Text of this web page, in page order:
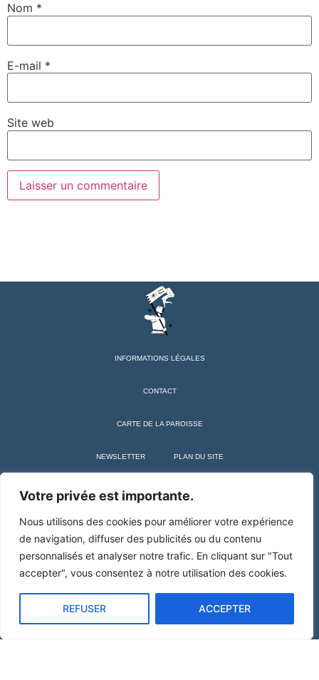
Votre privée est importante.
Nous utilisons des cookies pour améliorer votre expérience
de navigation, diffuser des publicités ou du contenu
personnalisés et analyser notre trafic. En cliquant sur "Tout
accepter", vous consentez à notre utilisation des cookies.
REFUSER ACCEPTER
Nom *
E-mail *
Site web
INFORMATIONS LÉGALES
CONTACT
CARTE DE LA PAROISSE
NEWSLETTER PLAN DU SITE
+ SAINT MARTIN DE TOURS